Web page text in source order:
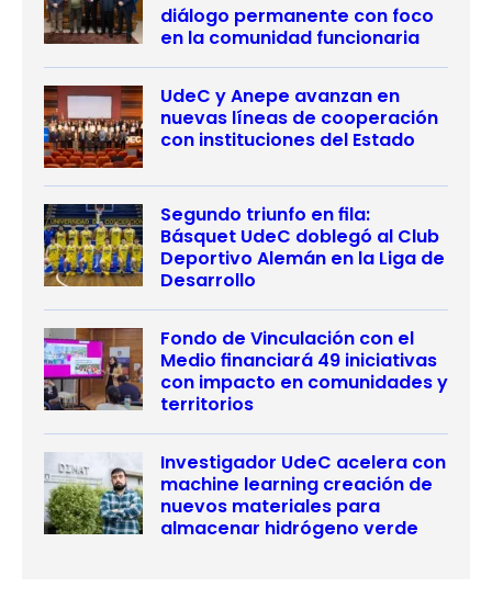
diálogo permanente con foco
en la comunidad funcionaria
UdeC y Anepe avanzan en
nuevas líneas de cooperación
con instituciones del Estado
Segundo triunfo en fila:
Básquet UdeC doblegó al Club
Deportivo Alemán en la Liga de
Desarrollo
Fondo de Vinculación con el
Medio financiará 49 iniciativas
con impacto en comunidades y
territorios
Investigador UdeC acelera con
machine learning creación de
nuevos materiales para
almacenar hidrógeno verde